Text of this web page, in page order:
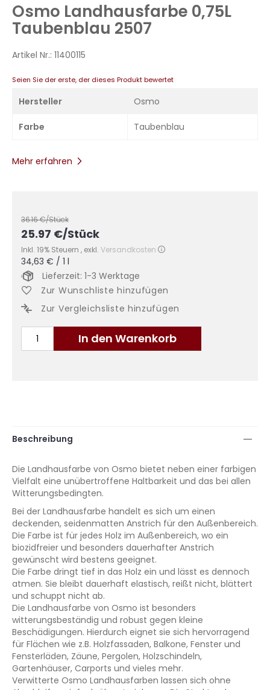
springen
Osmo Landhausfarbe 0,75L
Taubenblau 2507
Artikel Nr.: 11400115
Seien Sie der erste, der dieses Produkt bewertet
Hersteller Osmo
Farbe Taubenblau
Mehr erfahren
36.16€/Stück
25.97 €/Stück
Inkl. 19% Steuern , exkl. Versandkosten
34,63 € / 1 l
In den Warenkorb
Lieferzeit: 1-3 Werktage
Zur Wunschliste hinzufügen
Zur Vergleichsliste hinzufügen
Beschreibung
Die Landhausfarbe von Osmo bietet neben einer farbigen
Vielfalt eine unübertroffene Haltbarkeit und das bei allen
Witterungsbedingten.
Bei der Landhausfarbe handelt es sich um einen
deckenden, seidenmatten Anstrich für den Außenbereich.
Die Farbe ist für jedes Holz im Außenbereich, wo ein
biozidfreier und besonders dauerhafter Anstrich
gewünscht wird bestens geeignet.
Die Farbe dringt tief in das Holz ein und lässt es dennoch
atmen. Sie bleibt dauerhaft elastisch, reißt nicht, blättert
und schuppt nicht ab.
Die Landhausfarbe von Osmo ist besonders
witterungsbeständig und robust gegen kleine
Beschädigungen. Hierdurch eignet sie sich hervorragend
für Flächen wie z.B. Holzfassaden, Balkone, Fenster und
Fensterläden, Zäune, Pergolen, Holzschindeln,
Gartenhäuser, Carports und vieles mehr.
Verwitterte Osmo Landhausfarben lassen sich ohne